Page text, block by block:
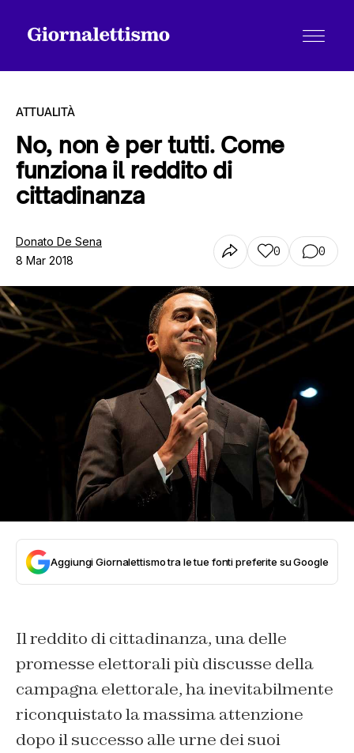
Tutti gli articoli
Chi siamo
Contatti
ATTUALITÀ
No, non è per tutti. Come
funziona il reddito di
cittadinanza
Donato De Sena
8 Mar 2018
0 0
Aggiungi Giornalettismo tra le tue fonti preferite su Google
Il reddito di cittadinanza, una delle
promesse elettorali più discusse della
campagna elettorale, ha inevitabilmente
riconquistato la massima attenzione
dopo il successo alle urne dei suoi